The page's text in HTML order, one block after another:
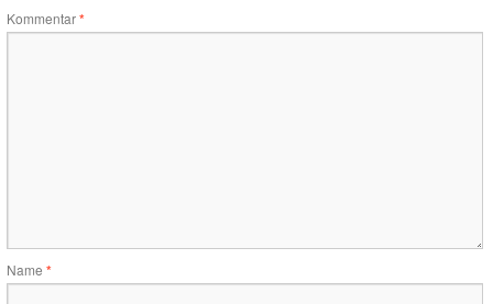
Kommentar*
Name *